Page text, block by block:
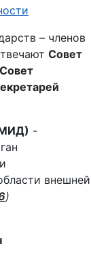
– членов
Совет
Совет
-
внешней
)